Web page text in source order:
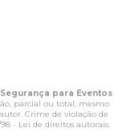
para Eventos
parcial ou total, mesmo
Crime de violação de
98 - Lei de direitos autorais.